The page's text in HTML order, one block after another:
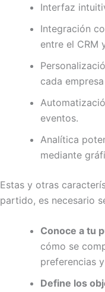
Interfaz
Integración
entre el CRM
cada
eventos.
Analítica
mediante
Estas y otras
partido, es necesario
Conoce a tu
cómo se
preferencias
Define los